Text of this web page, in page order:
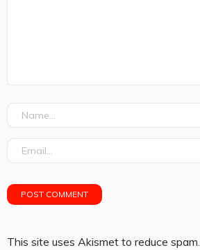
This site uses Akismet to reduce spam.